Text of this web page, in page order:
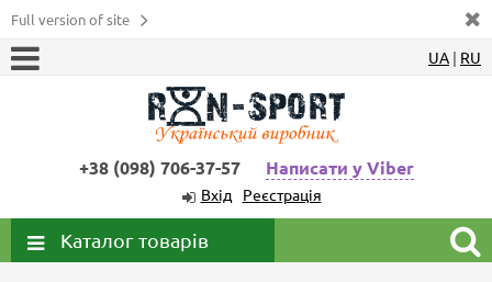
Full version of site
UA | RU
+38 (098) 706-37-57 Написати у Viber
Вхід Реєстрація
Каталог товарів